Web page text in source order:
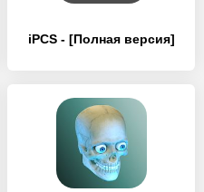
iPCS - [Полная версия]